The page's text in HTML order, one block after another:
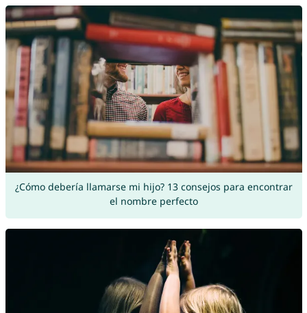
¿Cómo debería llamarse mi hijo? 13 consejos para encontrar
el nombre perfecto